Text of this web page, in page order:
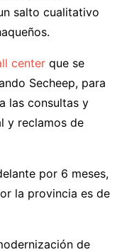
salto cualitativo
center que se
Secheep, para
las consultas y
y reclamos de
por 6 meses,
la provincia es de
de